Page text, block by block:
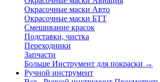
Окрасочные маски Авто
Окрасочные маски БТТ
Смешивание красок
Подставки, чистка
Переходники
Запчасти
Больше Инструмент для покраски →
Ручной инструмент